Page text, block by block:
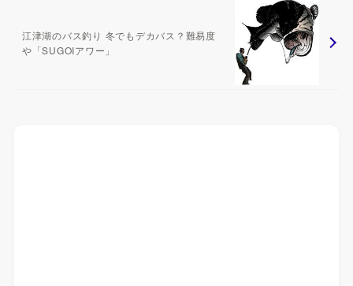
江津湖のバス釣り 冬でもデカバス？難易度
や「SUGOIアワー」